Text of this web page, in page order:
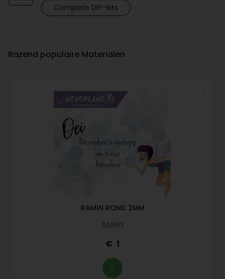
Complete DIY-kits
Razend populaire Materialen
RAMIN ROND 2MM
RAMIN
1